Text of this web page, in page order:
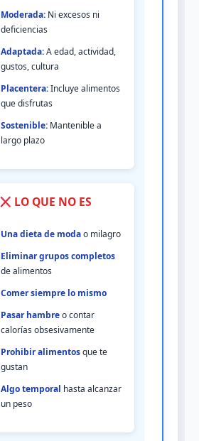
Moderada: Ni excesos ni
deficiencias
Adaptada:A edad, actividad,
gustos, cultura
Placentera:Incluye alimentos
que disfrutas
Sostenible: Mantenible a
largo plazo
LO QUE NO ES
Una dieta de modao milagro
Eliminar grupos completos
de alimentos
Comer siempre lo mismo
Pasar hambreo contar
calorías obsesivamente
Prohibir alimentosque te
gustan
Algo temporal hasta alcanzar
un peso